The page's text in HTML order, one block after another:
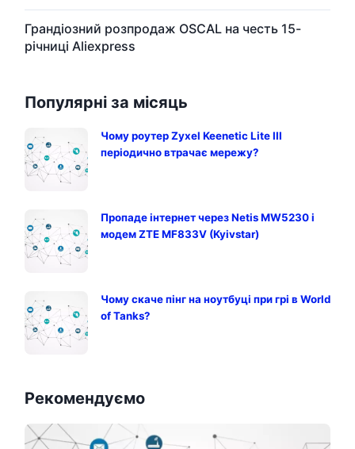
Грандіозний розпродаж OSCAL на честь 15-
річниці Aliexpress
Популярні за місяць
Чому роутер Zyxel Keenetic Lite III
періодично втрачає мережу?
Пропаде інтернет через Netis MW5230 і
модем ZTE MF833V (Kyivstar)
Чому скаче пінг на ноутбуці при грі в World
of Tanks?
Рекомендуємо